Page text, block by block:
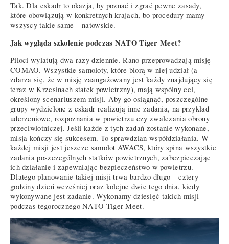
Tak. Dla eskadr to okazja, by poznać i zgrać pewne zasady,
które obowiązują w konkretnych krajach, bo procedury mamy
wszyscy takie same – natowskie.
Jak wygląda szkolenie podczas NATO Tiger Meet?
Piloci wylatują dwa razy dziennie. Rano przeprowadzają misję
COMAO. Wszystkie samoloty, które biorą w niej udział (a
zdarza się, że w misję zaangażowany jest każdy znajdujący się
teraz w Krzesinach statek powietrzny), mają wspólny cel,
określony scenariuszem misji. Aby go osiągnąć, poszczególne
grupy wydzielone z eskadr realizują inne zadania, na przykład
uderzeniowe, rozpoznania w powietrzu czy zwalczania obrony
przeciwlotniczej. Jeśli każde z tych zadań zostanie wykonane,
misja kończy się sukcesem. To sprawdzian współdziałania. W
każdej misji jest jeszcze samolot AWACS, który spina wszystkie
zadania poszczególnych statków powietrznych, zabezpieczając
ich działanie i zapewniając bezpieczeństwo w powietrzu.
Dlatego planowanie takiej misji trwa bardzo długo – cztery
godziny dzień wcześniej oraz kolejne dwie tego dnia, kiedy
wykonywane jest zadanie. Wykonamy dziesięć takich misji
podczas tegorocznego NATO Tiger Meet.